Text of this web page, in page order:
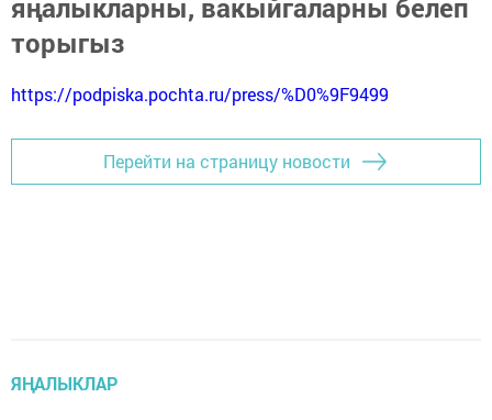
яңалыкларны, вакыйгаларны белеп
торыгыз
https://podpiska.pochta.ru/press/%D0%9F9499
Перейти на страницу новости
ЯҢАЛЫКЛАР